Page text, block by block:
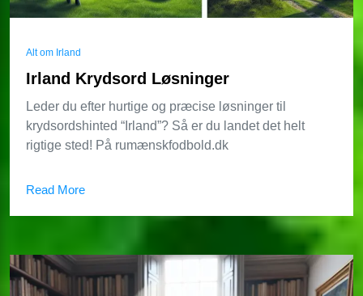
Alt om Irland
Irland Krydsord Løsninger
Leder du efter hurtige og præcise løsninger til
krydsordshinted “Irland”? Så er du landet det helt
rigtige sted! På rumænskfodbold.dk
Read More